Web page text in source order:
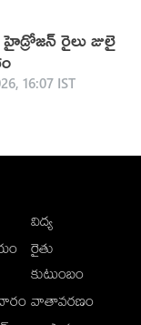
రైలు జులై
16:07 IST
విద్య
రైతు
కుటుంబం
వాతావరణం